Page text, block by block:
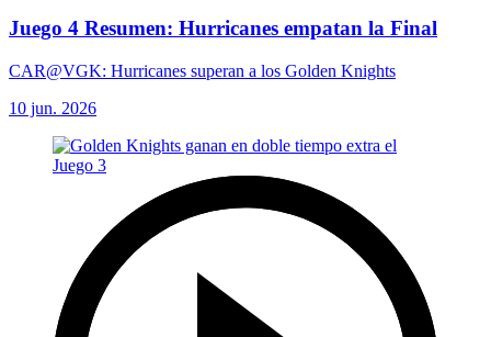
Juego 4 Resumen: Hurricanes empatan la Final
CAR@VGK: Hurricanes superan a los Golden Knights
10 jun. 2026